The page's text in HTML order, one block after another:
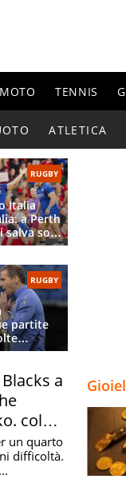
MOTO TENNIS
ATLETICA
RUGBY
Italia
a Perth
salva solo
altro)
RUGBY
partite
dura di
a
col
un quarto
difficoltà.